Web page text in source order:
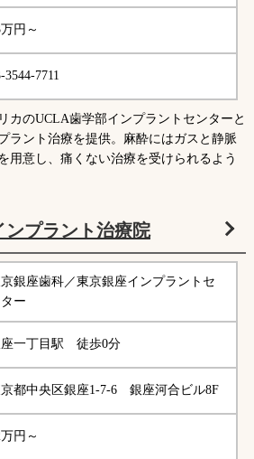
円～
3544-7711
カのUCLA歯学部インプラントセンターと
ラント治療を提供。麻酔にはガスと静脈
用意し、痛くない治療を受けられるよう
プラント治療院
銀座歯科／東京銀座インプラントセ
ー
一丁目駅 徒歩0分
都中央区銀座1-7-6 銀座河合ビル8F
円～